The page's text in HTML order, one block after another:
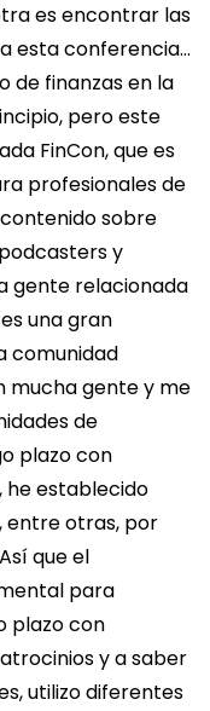
es encontrar las
esta conferencia…
de finanzas en la
pero este
FinCon, que es
profesionales de
sobre
y
gente relacionada
una gran
comunidad
mucha gente y me
de
plazo con
he establecido
entre otras, por
que el
para
plazo con
y a saber
utilizo diferentes